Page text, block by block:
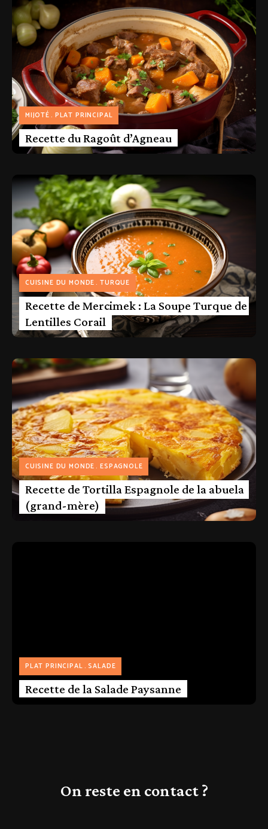
MIJOTÉ PLAT PRINCIPAL
Recette du Ragoût d’Agneau
CUISINE DU MONDE TURQUE
Recette de Mercimek : La Soupe Turque de
Lentilles Corail
CUISINE DU MONDE ESPAGNOLE
Recette de Tortilla Espagnole de la abuela
(grand-mère)
PLAT PRINCIPAL SALADE
Recette de la Salade Paysanne
On reste en contact ?